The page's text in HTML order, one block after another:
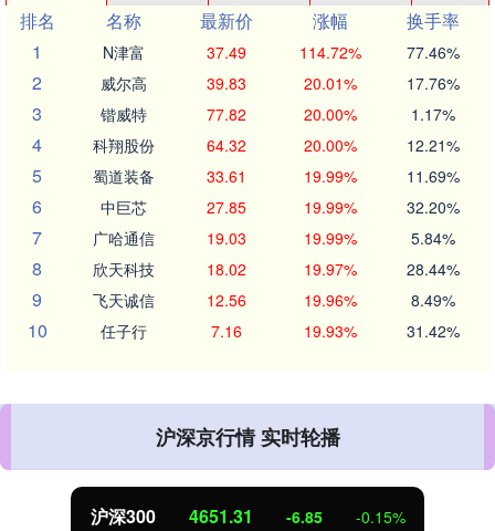
排名
名称 最新价 涨幅
换手率
1
N津富 37.49 114.72% 77.46%
2 威尔高 39.83 20.01% 17.76%
3 锴威特 77.82 20.00% 1.17%
4 科翔股份 64.32 20.00% 12.21%
5 蜀道装备 33.61 19.99% 11.69%
6 中巨芯 27.85 19.99% 32.20%
7 广哈通信 19.03 19.99% 5.84%
8 欣天科技 18.02 19.97% 28.44%
9 飞天诚信 12.56 19.96% 8.49%
10 任子行 7.16 19.93% 31.42%
沪深京行情 实时轮播
沪深300 4651.31 -6.85 -0.15%